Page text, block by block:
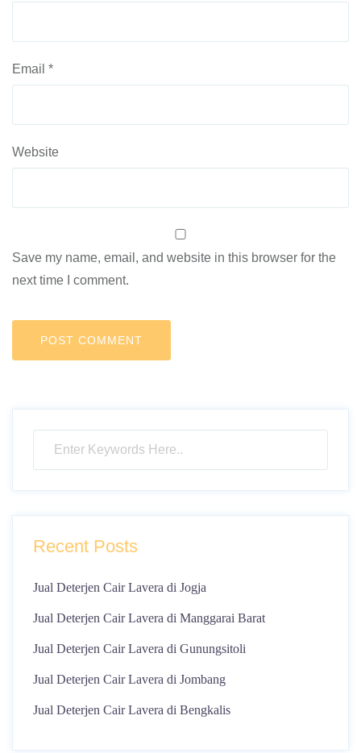
Email *
Website
Save my name, email, and website in this browser for the
next time I comment.
Recent Posts
Jual Deterjen Cair Lavera di Jogja
Jual Deterjen Cair Lavera di Manggarai Barat
Jual Deterjen Cair Lavera di Gunungsitoli
Jual Deterjen Cair Lavera di Jombang
Jual Deterjen Cair Lavera di Bengkalis